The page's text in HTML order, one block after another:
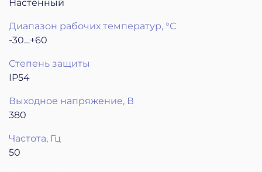
Настенный
Диапазон рабочих температур, °C
-30…+60
Степень защиты
IP54
Выходное напряжение, В
380
Частота, Гц
50